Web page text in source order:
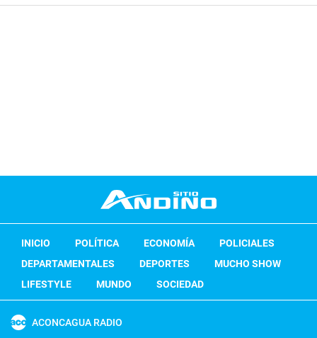
INICIO POLÍTICA ECONOMÍA
POLICIALES
DEPARTAMENTALES
DEPORTES
MUCHO SHOW
LIFESTYLE
MUNDO SOCIEDAD
ACONCAGUA RADIO